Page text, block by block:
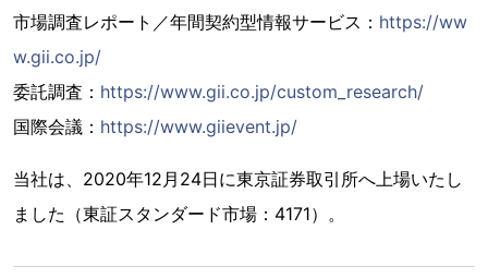
市場調査レポート／年間契約型情報サービス： https://ww
w.gii.co.jp/
委託調査： https://www.gii.co.jp/custom_research/
国際会議： https://www.giievent.jp/
当社は、2020年12月24日に東京証券取引所へ上場いたし
ました（東証スタンダード市場：4171）。